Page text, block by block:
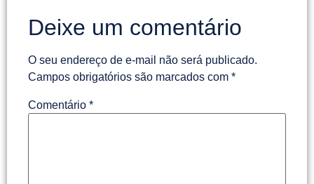
Deixe um comentário
O seu endereço de e-mail não será publicado.
Campos obrigatórios são marcados com *
Comentário *